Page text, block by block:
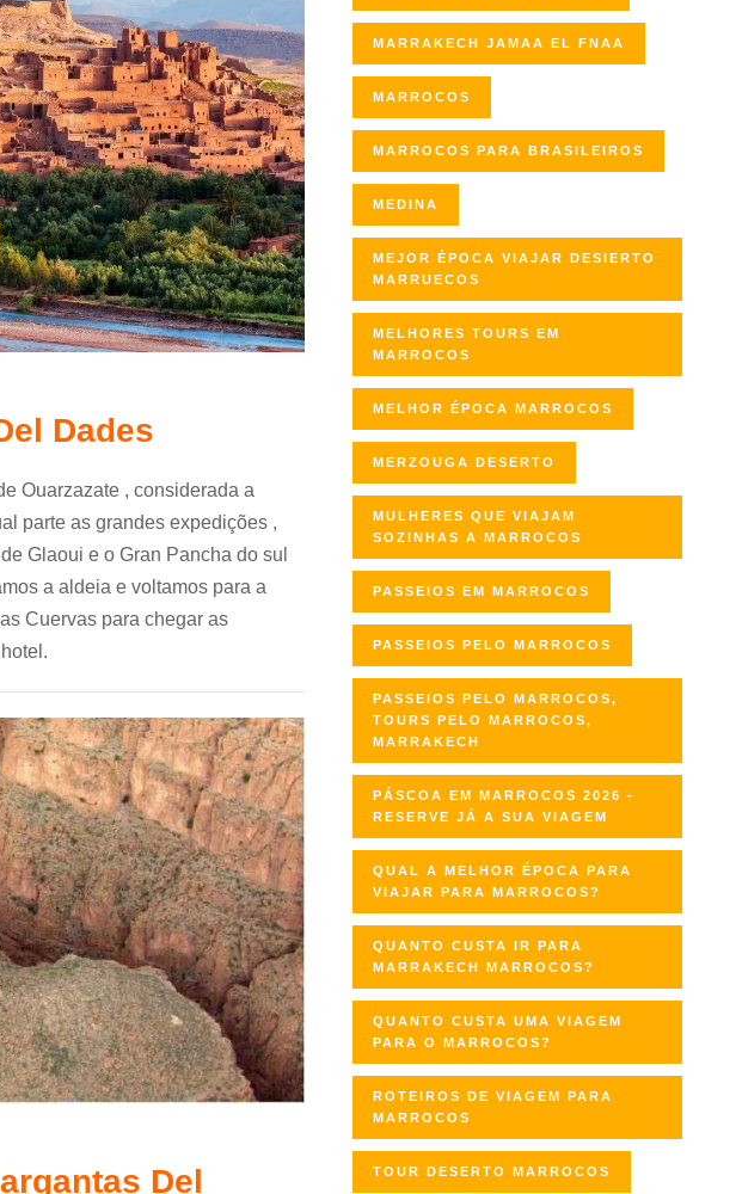
Dades
Ouarzazate , considerada a
parte as grandes expedições ,
Glaoui e o Gran Pancha do sul
a aldeia e voltamos para a
Cuervas para chegar as
Del
MARRAKECH JAMAA EL FNAA
MARROCOS
MARROCOS PARA BRASILEIROS
MEDINA
MEJOR ÉPOCA VIAJAR DESIERTO
MARRUECOS
MELHORES TOURS EM
MARROCOS
MELHOR ÉPOCA MARROCOS
MERZOUGA DESERTO
MULHERES QUE VIAJAM
SOZINHAS A MARROCOS
PASSEIOS EM MARROCOS
PASSEIOS PELO MARROCOS
PASSEIOS PELO MARROCOS,
TOURS PELO MARROCOS,
MARRAKECH
PÁSCOA EM MARROCOS 2026 -
RESERVE JÁ A SUA VIAGEM
QUAL A MELHOR ÉPOCA PARA
VIAJAR PARA MARROCOS?
QUANTO CUSTA IR PARA
MARRAKECH MARROCOS?
QUANTO CUSTA UMA VIAGEM
PARA O MARROCOS?
ROTEIROS DE VIAGEM PARA
MARROCOS
TOUR DESERTO MARROCOS